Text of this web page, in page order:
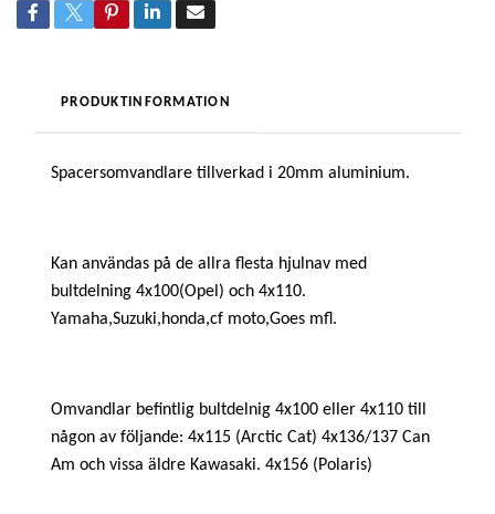
PRODUKTINFORMATION
Spacersomvandlare tillverkad i 20mm aluminium.
Kan användas på de allra flesta hjulnav med
bultdelning 4x100(Opel) och 4x110.
Yamaha,Suzuki,honda,cf moto,Goes mfl.
Omvandlar befintlig bultdelnig 4x100 eller 4x110 till
någon av följande: 4x115 (Arctic Cat) 4x136/137 Can
Am och vissa äldre Kawasaki. 4x156 (Polaris)